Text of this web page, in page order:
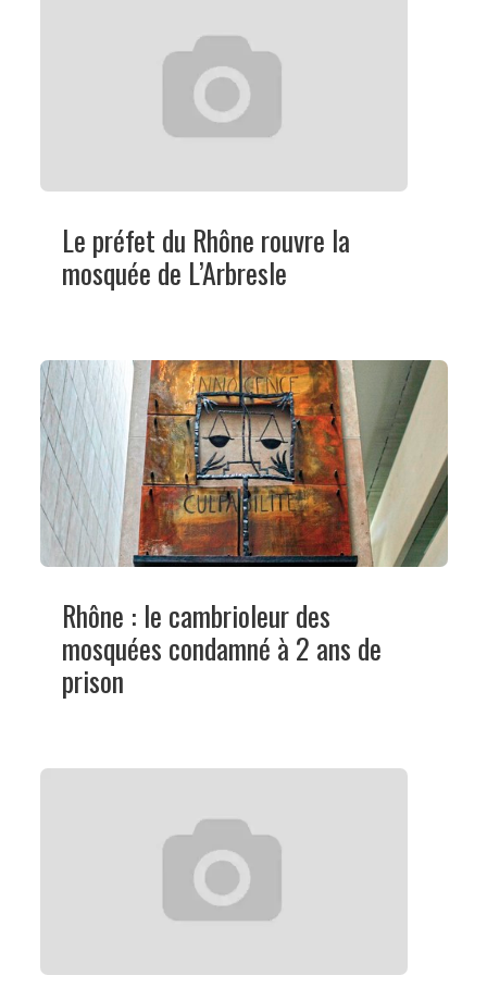
Le préfet du Rhône rouvre la
mosquée de L’Arbresle
Rhône : le cambrioleur des
mosquées condamné à 2 ans de
prison